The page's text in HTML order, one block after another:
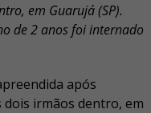
em Guarujá (SP).
de 2 anos foi internado
após
irmãos dentro, em